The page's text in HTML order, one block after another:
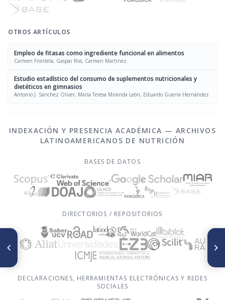
OTROS ARTÍCULOS
Empleo de fitasas como ingrediente funcional en alimentos
Carmen Frontela, Gaspar Ros, Carmen Martínez
Estudio estadístico del consumo de suplementos nutricionales y
dietéticos en gimnasios
Antonio J. Sánchez Oliver, María Teresa Miranda León, Eduardo Guerra Hernández
ARTÍCULO ANTERIOR
Changing attitudes, beliefs
and feelings towards food in
SIGUIENTE ARTÍCULO
Consumo de fuentes de calcio
en adolescentes mujeres en
INDEXACIÓN Y PRESENCIA ACADÉMICA — ARCHIVOS
LATINOAMERICANOS DE NUTRICIÓN
BASES DE DATOS
DIRECTORIOS / REPOSITORIOS
DECLARACIONES, HERRAMIENTAS ELECTRÓNICAS Y REDES
SOCIALES